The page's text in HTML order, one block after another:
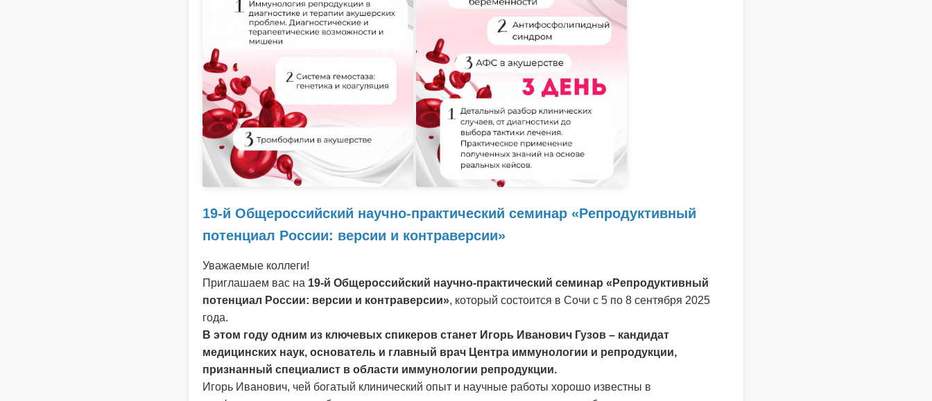
19-й Общероссийский научно-практический семинар «Репродуктивный
потенциал России: версии и контраверсии»
Уважаемые коллеги!
Приглашаем вас на 19-й Общероссийский научно-практический семинар «Репродуктивный
потенциал России: версии и контраверсии», который состоится в Сочи с 5 по 8 сентября 2025
года.
В этом году одним из ключевых спикеров станет Игорь Иванович Гузов – кандидат
медицинских наук, основатель и главный врач Центра иммунологии и репродукции,
признанный специалист в области иммунологии репродукции.
Игорь Иванович, чей богатый клинический опыт и научные работы хорошо известны в